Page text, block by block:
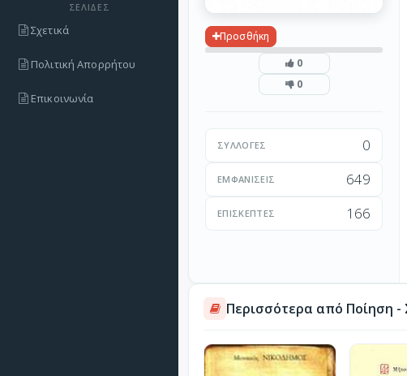
ΣΕΛΊΔΕΣ
Σχετικά
Πολιτική Απορρήτου
Επικοινωνία
Προσθήκη
0
0
ΣΥΛΛΟΓΈΣ 0
ΕΜΦΑΝΊΣΕΙΣ 649
ΕΠΙΣΚΈΠΤΕΣ 166
Περισσότερα από Ποίηση -